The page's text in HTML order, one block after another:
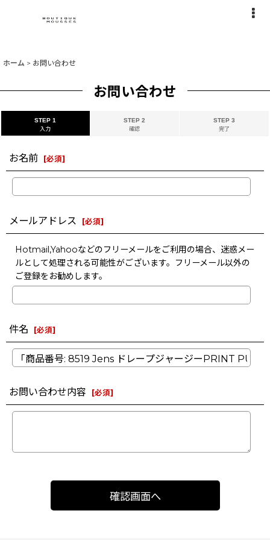
ホーム > お問い合わせ
お問い合わせ
STEP 1
入力
STEP 2
確認
STEP 3
完了
お名前 [必須]
メールアドレス [必須]
Hotmail,Yahooなどのフリーメールをご利用の場合、迷惑メー
ルとして処理される可能性がございます。フリーメール以外の
ご登録をお勧めします。
件名 [必須]
お問い合わせ内容 [必須]
確認画面へ